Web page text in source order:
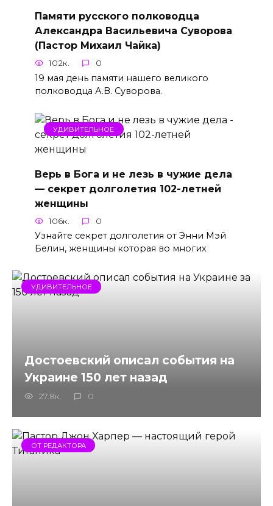
Памяти русского полководца
Александра Васильевича Суворова
(Пастор Михаил Чайка)
102к. 0
19 мая день памяти нашего великого
полководца А.В. Суворова.
УДИВИТЕЛЬНОЕ
Верь в Бога и не лезь в чужие дела
— секрет долголетия 102-летней
женщины
106к. 0
Узнайте секрет долголетия от Энни Мэй
Белин, женщины которая во многих
УДИВИТЕЛЬНОЕ
Достоевский описал события на
Украине 150 лет назад
27.8к. 0
ОТ РЕДАКТОРА